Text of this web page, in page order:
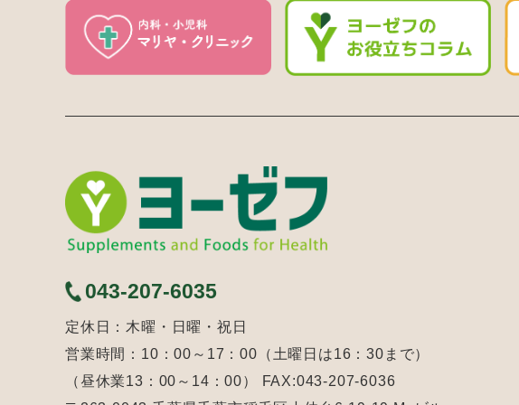
043-207-6035
定休日：木曜・日曜・祝日
営業時間：10：00～17：00（土曜日は16：30まで）
（昼休業13：00～14：00） FAX:043-207-6036